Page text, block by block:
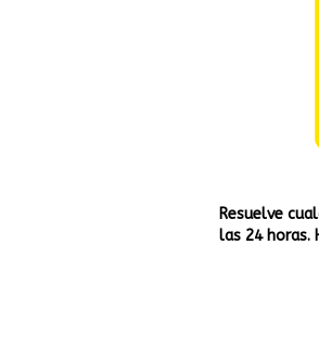
Resuelve
las 24 horas.